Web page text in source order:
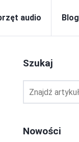
audio Blog
Szukaj
Nowości